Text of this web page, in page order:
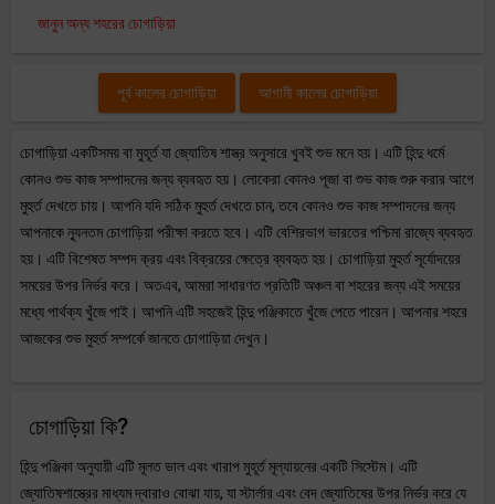
জানুন অন্য শহরের চোগাড়িয়া
পূর্ব কালের চোগাড়িয়া আগামী কালের চোগাড়িয়া
চোগাড়িয়া একটিসময় বা মুহূর্ত যা জ্যোতিষ শাস্ত্র অনুসারে খুবই শুভ মনে হয়। এটি হিন্দু ধর্মে
কোনও শুভ কাজ সম্পাদনের জন্য ব্যবহৃত হয়। লোকেরা কোনও পূজা বা শুভ কাজ শুরু করার আগে
মুহুর্ত দেখতে চায়। আপনি যদি সঠিক মুহুর্ত দেখতে চান, তবে কোনও শুভ কাজ সম্পাদনের জন্য
আপনাকে ন্যূনতম চোগাড়িয়া পরীক্ষা করতে হবে। এটি বেশিরভাগ ভারতের পশ্চিমা রাজ্যে ব্যবহৃত
হয়। এটি বিশেষত সম্পদ ক্রয় এবং বিক্রয়ের ক্ষেত্রে ব্যবহৃত হয়। চোগাড়িয়া মুহুর্ত সূর্যোদয়ের
সময়ের উপর নির্ভর করে। অতএব, আমরা সাধারণত প্রতিটি অঞ্চল বা শহরের জন্য এই সময়ের
মধ্যে পার্থক্য খুঁজে পাই। আপনি এটি সহজেই হিন্দু পঞ্জিকাতে খুঁজে পেতে পারেন। আপনার শহরে
আজকের শুভ মুহুর্ত সম্পর্কে জানতে চোগাড়িয়া দেখুন।
চোগাড়িয়া কি?
হিন্দু পঞ্জিকা অনুযায়ী এটি মূলত ভাল এবং খারাপ মুহূর্ত মূল্যায়নের একটি সিস্টেম। এটি
জ্যোতিষশাস্ত্রের মাধ্যম দ্বারাও বোঝা যায়, যা স্টার্লার এবং বেদ জ্যোতিষের উপর নির্ভর করে যে